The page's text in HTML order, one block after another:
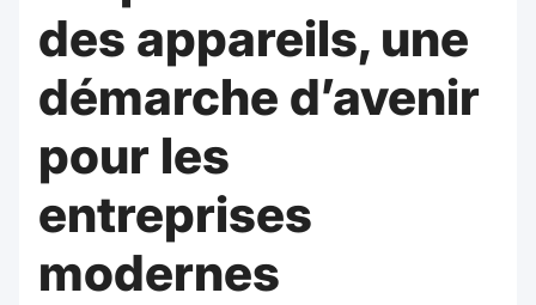
des appareils, une
démarche d’avenir
pour les
entreprises
modernes